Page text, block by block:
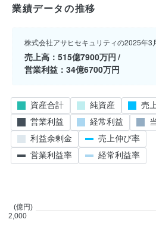
業績データの推移
株式会社アサヒセキュリティの2025年3
売上高
515億7900万円
営業利益
34億6700万円
(億円)
2,000
資産合計 純資産
売
営業利益
経常利益
利益余剰金
売上伸び率
営業利益率
経常利益率